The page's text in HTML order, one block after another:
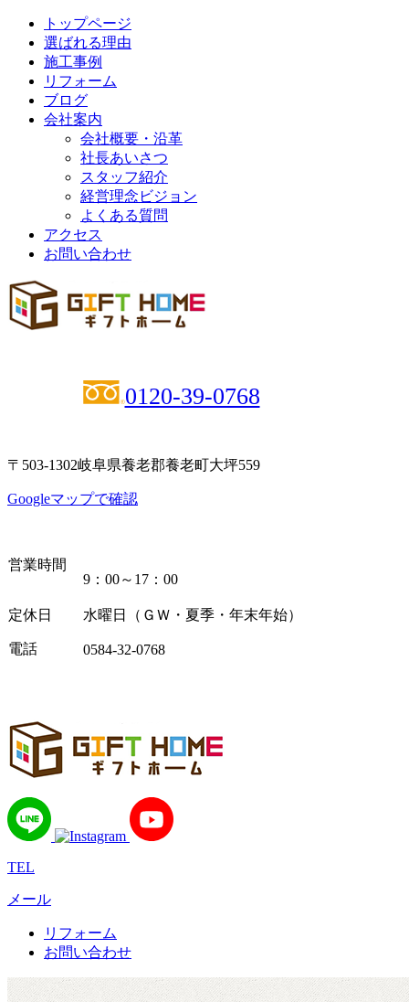
トップページ
選ばれる理由
施工事例
リフォーム
ブログ
会社案内
会社概要・沿革
社長あいさつ
スタッフ紹介
経営理念ビジョン
よくある質問
アクセス
お問い合わせ
0120-39-0768
〒503-1302岐阜県養老郡養老町大坪559
Googleマップで確認
営業時間
9：00～17：00
定休日 水曜日（ＧＷ・夏季・年末年始）
電話 0584-32-0768
TEL
メール
リフォーム
お問い合わせ